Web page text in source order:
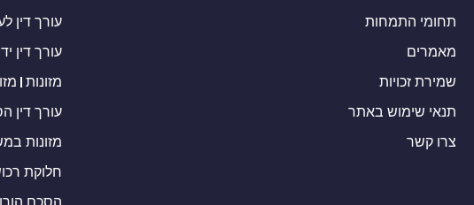
תחומי התמחות
מאמרים
שמירת זכויות
תנאי שימוש באתר
צרו קשר
עורך דין
עורך דין
מזונות
עורך דין
מזונות
חלוקת
הסכם